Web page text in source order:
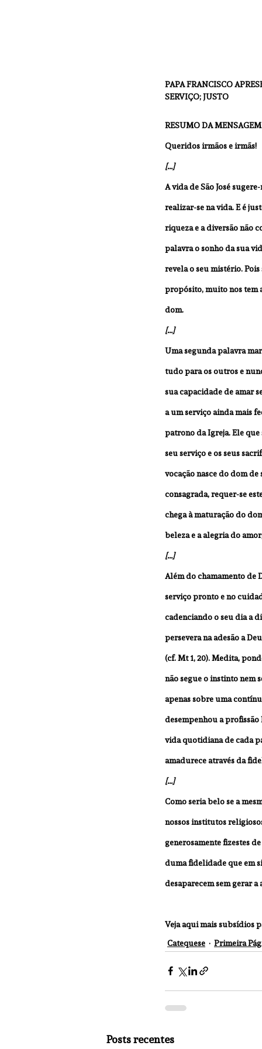
PAPA FRANCISCO
SERVIÇO; JUSTO
RESUMO DA
Queridos irmãos e irmãs!
[...]
A vida de São José
realizar-se na vida. E é
riqueza e a diversão não
palavra o sonho da sua
revela o seu mistério. Pois
propósito, muito nos tem
dom.
[...]
Uma segunda palavra
tudo para os outros e
sua capacidade de amar
a um serviço ainda mais
patrono da Igreja. Ele
seu serviço e os seus
vocação nasce do dom
consagrada, requer-se
chega à maturação do
beleza e a alegria do
[...]
Além do chamamento de
serviço pronto e no
cadenciando o seu dia a
persevera na adesão a
(cf. Mt 1, 20). Medita,
não segue o instinto nem
apenas sobre uma
desempenhou a
vida quotidiana de cada
amadurece através da
[...]
Como seria belo se a
nossos institutos
generosamente fizestes
duma fidelidade que em
desaparecem sem gerar a
Veja aqui mais subsídios
Catequese
Primeira
Posts recentes